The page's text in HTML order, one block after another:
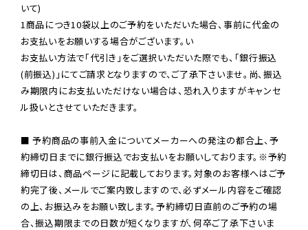
いて)
1商品につき10袋以上のご予約をいただいた場合、事前に代金の
お支払いをお願いする場合がございます。い
お支払い方法で「代引き」をご選択いただいた際でも、「銀行振込
(前振込)」にてご請求となりますので、ご了承下さいませ。尚、振込
み期限内にお支払いただけない場合は、恐れ入りますがキャンセ
ル扱いとさせていただきます。
■ 予約商品の事前入金についてメーカーへの発注の都合上、予
約締切日までに銀行振込でお支払いをお願いしております。※予約
締切日は、商品ページに記載しております。対象のお客様へはご予
約完了後、メールでご案内致しますので、必ずメール内容をご確認
の上、お振込みをお願い致します。予約締切日直前のご予約の場
合、振込期限までの日数が短くなりますが、何卒ご了承下さいま